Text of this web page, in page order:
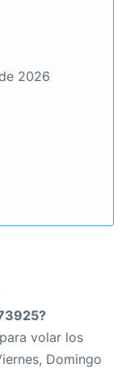
2026
volar los
Domingo